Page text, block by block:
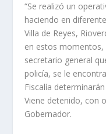
“Se realizó un
haciendo en
Villa de Reyes,
en estos
secretario general
policía, se le
Fiscalía
Viene detenido, con
Gobernador.